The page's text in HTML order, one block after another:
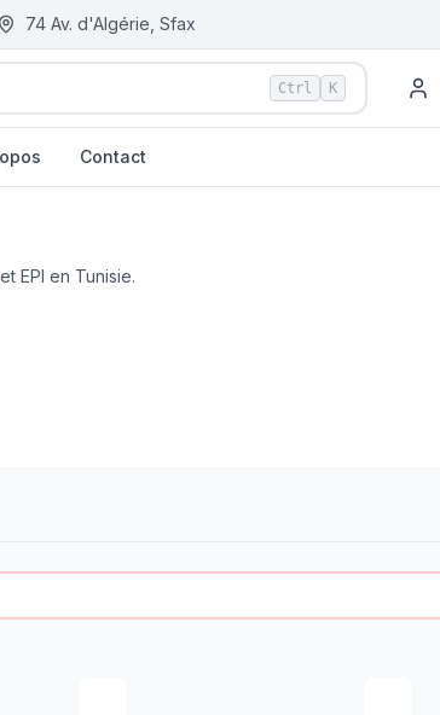
74 Av. d'Algérie, Sfax
Ctrl K
Contact
EPI en Tunisie.